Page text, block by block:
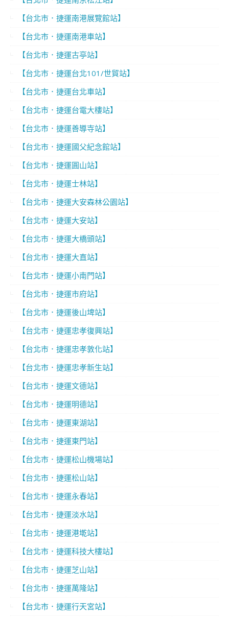
【台北市．捷運南港展覽館站】
【台北市．捷運南港車站】
【台北市．捷運古亭站】
【台北市．捷運台北101/世貿站】
【台北市．捷運台北車站】
【台北市．捷運台電大樓站】
【台北市．捷運善導寺站】
【台北市．捷運國父紀念館站】
【台北市．捷運圓山站】
【台北市．捷運士林站】
【台北市．捷運大安森林公園站】
【台北市．捷運大安站】
【台北市．捷運大橋頭站】
【台北市．捷運大直站】
【台北市．捷運小南門站】
【台北市．捷運市府站】
【台北市．捷運後山埤站】
【台北市．捷運忠孝復興站】
【台北市．捷運忠孝敦化站】
【台北市．捷運忠孝新生站】
【台北市．捷運文德站】
【台北市．捷運明德站】
【台北市．捷運東湖站】
【台北市．捷運東門站】
【台北市．捷運松山機場站】
【台北市．捷運松山站】
【台北市．捷運永春站】
【台北市．捷運淡水站】
【台北市．捷運港墘站】
【台北市．捷運科技大樓站】
【台北市．捷運芝山站】
【台北市．捷運萬隆站】
【台北市．捷運行天宮站】